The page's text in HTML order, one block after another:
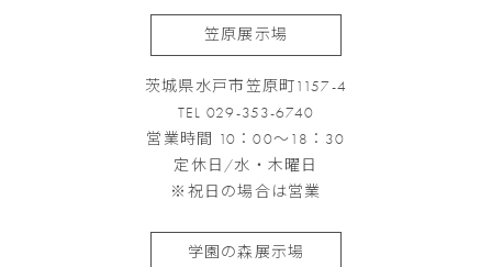
笠原展示場
茨城県水戸市笠原町1157-4
TEL 029-353-6740
営業時間 10：00～18：30
定休日/水・木曜日
※祝日の場合は営業
学園の森展示場